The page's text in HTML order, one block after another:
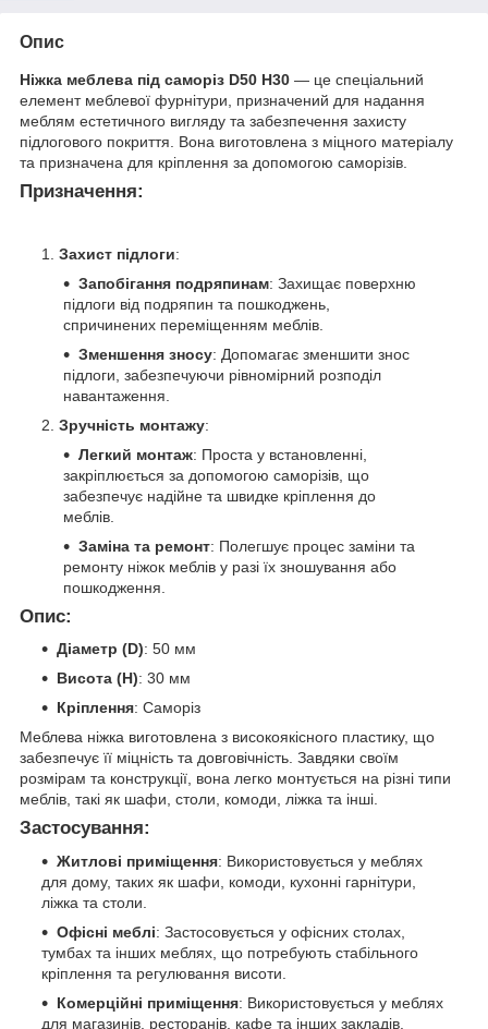
Опис
Ніжка меблева під саморіз D50 H30 — це спеціальний
елемент меблевої фурнітури, призначений для надання
меблям естетичного вигляду та забезпечення захисту
підлогового покриття. Вона виготовлена з міцного матеріалу
та призначена для кріплення за допомогою саморізів.
Призначення:
Захист підлоги:
Запобігання подряпинам: Захищає поверхню
підлоги від подряпин та пошкоджень,
спричинених переміщенням меблів.
Зменшення зносу: Допомагає зменшити знос
підлоги, забезпечуючи рівномірний розподіл
навантаження.
Зручність монтажу:
Легкий монтаж: Проста у встановленні,
закріплюється за допомогою саморізів, що
забезпечує надійне та швидке кріплення до
меблів.
Заміна та ремонт: Полегшує процес заміни та
ремонту ніжок меблів у разі їх зношування або
пошкодження.
Опис:
Діаметр (D): 50 мм
Висота (H): 30 мм
Кріплення: Саморіз
Меблева ніжка виготовлена з високоякісного пластику, що
забезпечує її міцність та довговічність. Завдяки своїм
розмірам та конструкції, вона легко монтується на різні типи
меблів, такі як шафи, столи, комоди, ліжка та інші.
Застосування:
Житлові приміщення: Використовується у меблях
для дому, таких як шафи, комоди, кухонні гарнітури,
ліжка та столи.
Офісні меблі: Застосовується у офісних столах,
тумбах та інших меблях, що потребують стабільного
кріплення та регулювання висоти.
Комерційні приміщення: Використовується у меблях
для магазинів, ресторанів, кафе та інших закладів.